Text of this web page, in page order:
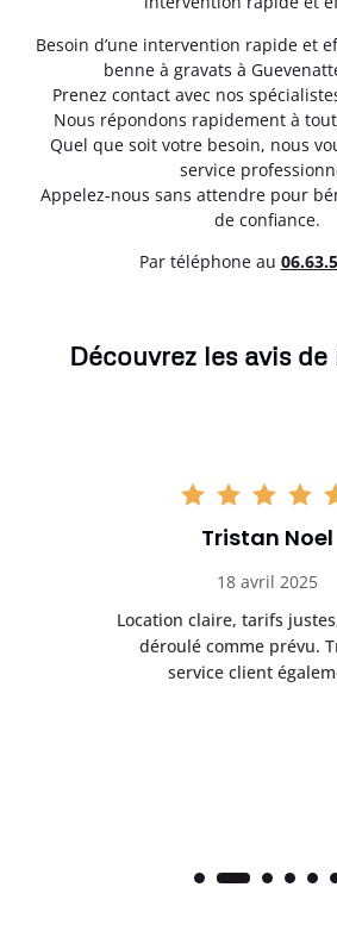
Besoin d’une intervention rapide et
benne à gravats à
Prenez contact avec nos
Nous répondons rapidement à
Quel que soit votre besoin, nous
service
Appelez-nous sans attendre pour
de confiance.
Par téléphone au
Découvrez les avis
Tristan Noel
18 avril 2025
Location claire, tarifs
déroulé comme prévu.
service client